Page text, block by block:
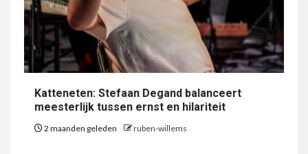
Katteneten: Stefaan Degand balanceert
meesterlijk tussen ernst en hilariteit
2 maanden geleden ruben-willems